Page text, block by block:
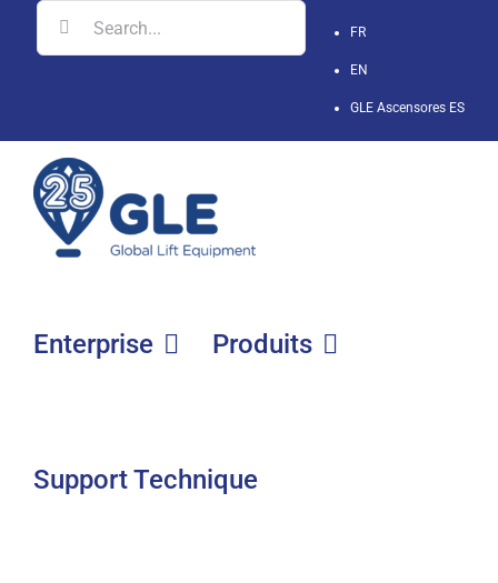
Skip
FR
EN
GLE Ascensores ES
Search
for:
Enterprise Produits
Support Technique